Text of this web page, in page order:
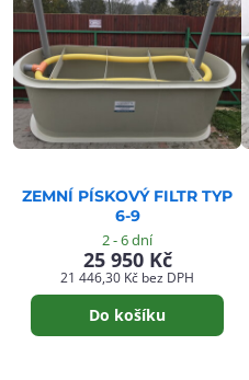
ZEMNÍ PÍSKOVÝ FILTR TYP
6-9
2 - 6 dní
25 950 Kč
21 446,30 Kč bez DPH
Do košíku